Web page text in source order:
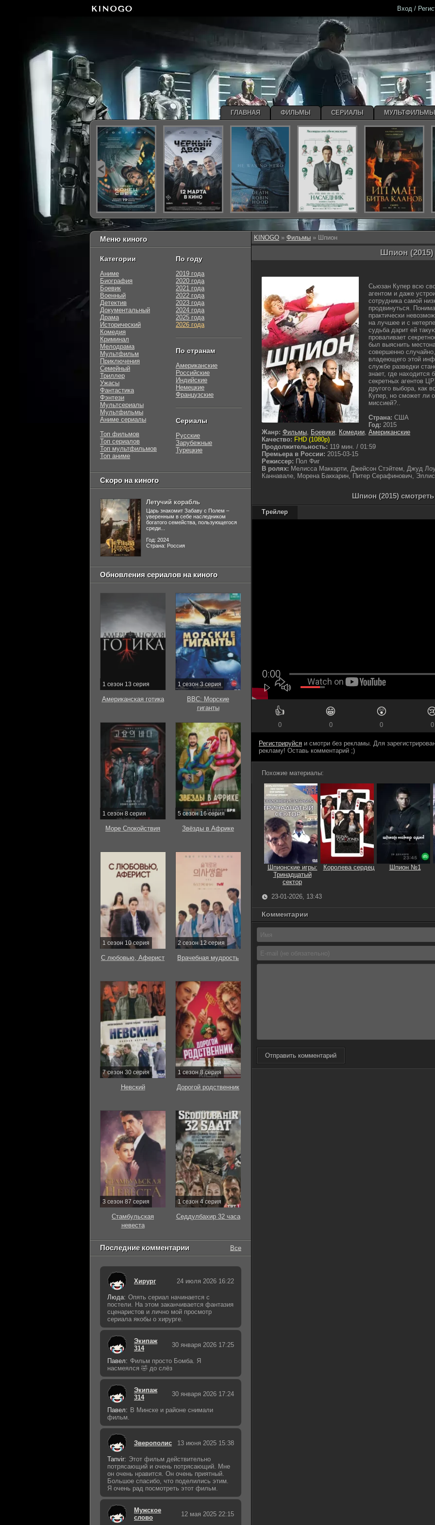
KINOGO » Фильмы » Шпион
Шпион (2015)
Сьюзан Купер всю
агентом и даже
сотрудника самой
продвинуться.
практически
на лучшее и с
судьба дарит ей
проваливает
был выяснить
совершенно
владеющего этой
службе разведки
знает, где находится
секретных агентов
другого выбора, как
Купер, но сможет ли
миссией?..
Страна: США
Год: 2015
Жанр: Фильмы, Боевики, Комедии, Американские
Качество: FHD (1080p)
Продолжительность: 119 мин. / 01:59
Премьера в России: 2015-03-15
Режиссер: Пол Фиг
В ролях: Мелисса Маккарти, Джейсон Стэйтем, Джуд
Каннавале, Морена Баккарин, Питер Серафинович,
Шпион (2015)
Трейлер
👍
0
😁
0
😲
0 0
Регистрируйся и смотри без рекламы. Для
рекламу! Оставь комментарий ;)
Похожие материалы:
Шпионские игры:
Тринадцатый
сектор
Королева сердец Шпион №1
23-01-2026, 13:43
Комментарии
Отправить комментарий
Меню киного
Категории
Аниме
Биография
Боевик
Военный
Детектив
Документальный
Драма
Исторический
Комедия
Криминал
Мелодрама
Мультфильм
Приключения
Семейный
Триллер
Ужасы
Фантастика
Фэнтези
Мультсериалы
Мультфильмы
Аниме сериалы
Топ фильмов
Топ сериалов
Топ мультфильмов
Топ аниме
По году
2019 года
2020 года
2021 года
2022 года
2023 года
2024 года
2025 года
2026 года
По странам
Американские
Российские
Индийские
Немецкие
Французские
Сериалы
Русские
Зарубежные
Турецкие
Скоро на киного
Летучий корабль
Царь знакомит Забаву с Полем –
уверенным в себе наследником
богатого семейства, пользующегося
среди...
Год: 2024
Страна: Россия
Обновления сериалов на киного
1 сезон 13 серия
Американская готика
1 сезон 3 серия
BBC: Морские
гиганты
1 сезон 8 серия
Море Спокойствия
5 сезон 16 серия
Звёзды в Африке
1 сезон 10 серия
С любовью, Аферист
2 сезон 12 серия
Врачебная мудрость
7 сезон 30 серия
Невский
1 сезон 8 серия
Дорогой родственник
3 сезон 87 серия
Стамбульская
невеста
1 сезон 4 серия
Седдулбахир 32 часа
Последние комментарии Все
Хирург 24 июля 2026 16:22
Люда: Опять сериал начинается с
постели. На этом заканчивается фантазия
сценаристов и лично мой просмотр
сериала якобы о хирурге.
Экипаж
314
30 января 2026 17:25
Павел: Фильм просто Бомба. Я
насмеялся 🤣 до слёз
Экипаж
314
30 января 2026 17:24
Павел: В Минске и районе снимали
фильм.
Зверополис 13 июня 2025 15:38
Tanvir: Этот фильм действительно
потрясающий и очень потрясающий. Мне
он очень нравится. Он очень приятный.
Большое спасибо, что поделились этим.
Я очень рад посмотреть этот фильм.
Мужское
слово
12 мая 2025 22:15
Вход /
ГЛАВНАЯ ФИЛЬМЫ СЕРИАЛЫ МУЛЬТФИЛЬМЫ